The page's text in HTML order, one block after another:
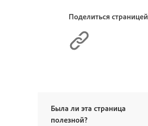
Поделиться страницей
Была ли эта страница
полезной?